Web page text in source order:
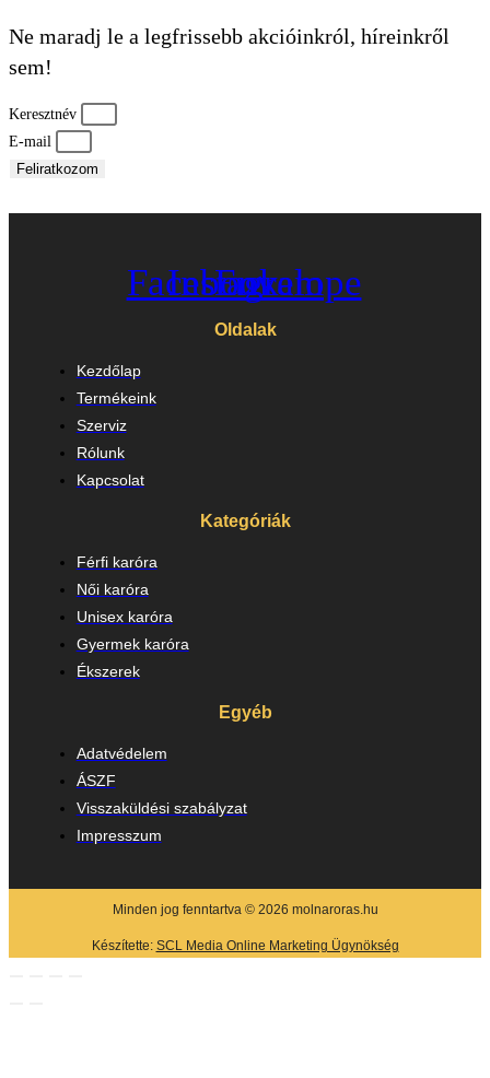
Ne maradj le a legfrissebb akcióinkról, híreinkről
sem!
Keresztnév
E-mail
Feliratkozom
Facebook
Instagram
Envelope
Oldalak
Kezdőlap
Termékeink
Szerviz
Rólunk
Kapcsolat
Kategóriák
Férfi karóra
Női karóra
Unisex karóra
Gyermek karóra
Ékszerek
Egyéb
Adatvédelem
ÁSZF
Visszaküldési szabályzat
Impresszum
Minden jog fenntartva © 2026 molnaroras.hu
Készítette: SCL Media Online Marketing Ügynökség